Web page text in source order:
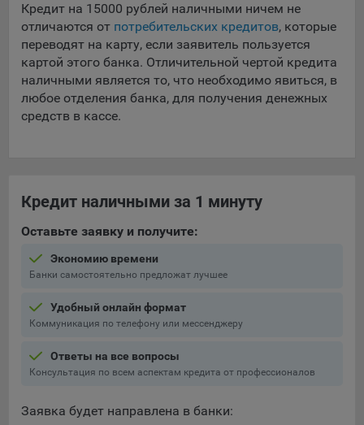
конфиденциальности Яндекс.
Google Analytics – сервис веб-аналитики,
предоставляемый компанией Google, Inc. Адрес: Google,
Google Data Protection Office, 1600 Amphitheatre Pkwy,
Mountain View, CA 94043, USA. Политика
конфиденциальности Google.
Дзержинского, д.3Б, пом.44.
рекламу на площадке VK пользователям, которые
посещали сайт.
Адрес: ООО «ВК», РФ, 125167, г. Москва, Ленинградский
Технические настройки
Технические настройки хранят технические данные вашего
выбора (например, языкового). Техническая аналитика
Компании, которой мы поручаем обработку данных для
Сохранить мои изменения
Кредит на 15000 рублей наличными ничем не
отличаются от потребительских кредитов, которые
переводят на карту, если заявитель пользуется
картой этого банка. Отличительной чертой кредита
наличными является то, что необходимо явиться, в
любое отделения банка, для получения денежных
средств в кассе.
Кредит наличными за 1 минуту
Оставьте заявку и получите:
Экономию времени
Банки самостоятельно предложат лучшее
Удобный онлайн формат
Коммуникация по телефону или мессенджеру
Ответы на все вопросы
Консультация по всем аспектам кредита от профессионалов
Заявка будет направлена в банки: